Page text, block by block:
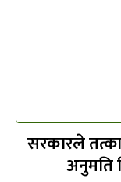
सरकारले
अनुमति